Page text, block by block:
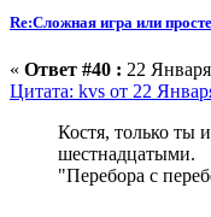
Re:Сложная игра или
« Ответ #40 : 22
Цитата: kvs от 22
Костя, только ты
шестнадцатыми.
"Перебора с